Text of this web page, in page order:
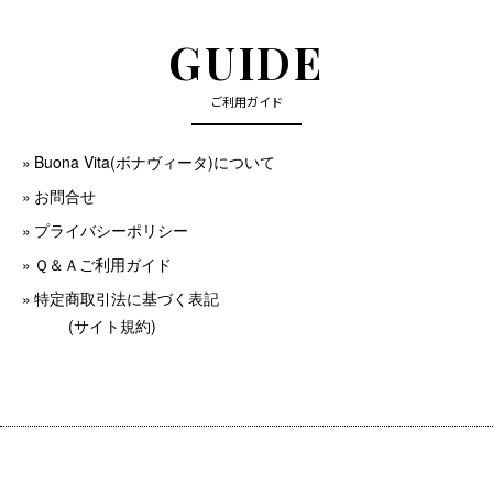
GUIDE
ご利用ガイド
Buona Vita(ボナヴィータ)について
お問合せ
プライバシーポリシー
Ｑ＆Ａご利用ガイド
特定商取引法に基づく表記
(サイト規約)